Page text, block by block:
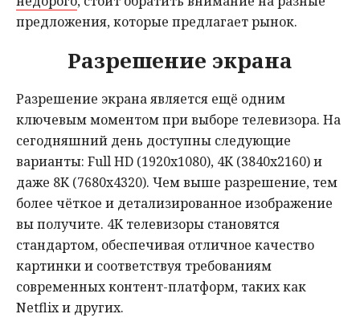
предложения, которые предлагает рынок.
Разрешение экрана
Разрешение экрана является ещё одним
ключевым моментом при выборе телевизора. На
сегодняшний день доступны следующие
варианты: Full HD (1920x1080), 4K (3840x2160) и
даже 8K (7680x4320). Чем выше разрешение, тем
более чёткое и детализированное изображение
вы получите. 4K телевизоры становятся
стандартом, обеспечивая отличное качество
картинки и соответствуя требованиям
современных контент-платформ, таких как
Netflix и других.